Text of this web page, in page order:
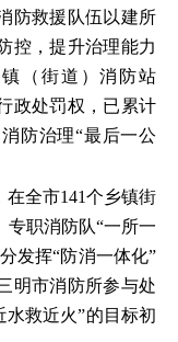
防救援队伍以建所
控，提升治理能力
（街道）消防站
政处罚权，已累计
防治理“最后一公
全市141个乡镇街
职消防队“一所一
发挥“防消一体化”
明市消防所参与处
水救近火”的目标初